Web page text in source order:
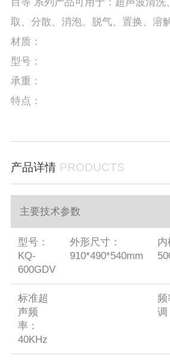
取、分散、消泡、脱气、置换、溶
材质：
型号：
承重：
特点：
产品详情 PRODUCTS
主要技术参数
型号：
KQ-
600GDV
外形尺寸：
910*490*540mm
内
标准超
声频
率：
40KHz
频